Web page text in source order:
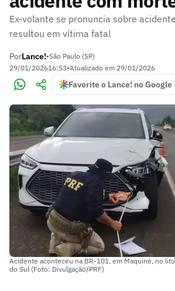
Ex-volante se pronuncia sobre
resultou em vítima fatal
PorLance!•São Paulo (SP)
29/01/202616:53•Atualizado em 29/01/2026
Favorite o Lance! no Google
Acidente aconteceu na BR-101, em Maquiné, no
do Sul (Foto: Divulgação/PRF)